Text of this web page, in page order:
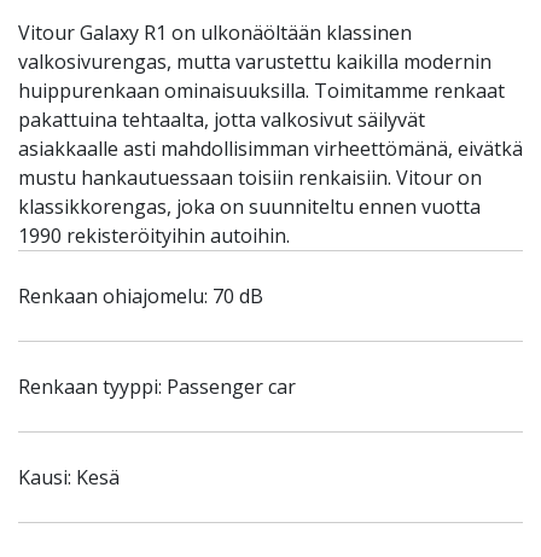
Vitour Galaxy R1 on ulkonäöltään klassinen
valkosivurengas, mutta varustettu kaikilla modernin
huippurenkaan ominaisuuksilla. Toimitamme renkaat
pakattuina tehtaalta, jotta valkosivut säilyvät
asiakkaalle asti mahdollisimman virheettömänä, eivätkä
mustu hankautuessaan toisiin renkaisiin. Vitour on
klassikkorengas, joka on suunniteltu ennen vuotta
1990 rekisteröityihin autoihin.
Renkaan ohiajomelu: 70 dB
Renkaan tyyppi: Passenger car
Kausi: Kesä